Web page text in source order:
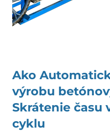
Ako
výrobu
Skrátenie času
cyklu